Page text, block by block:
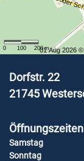
0 100 200 m
01 Aug 2026 ©
Dorfstr. 22
21745
Öffnungszeiten
Samstag
Sonntag